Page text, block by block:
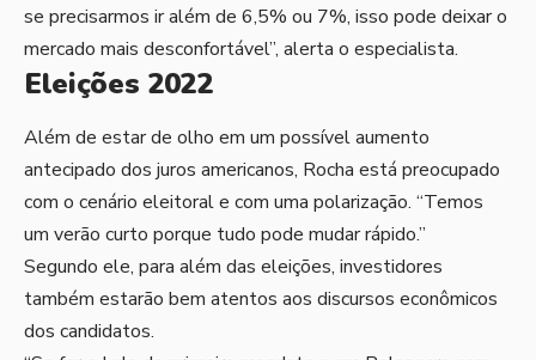
se precisarmos ir além de 6,5% ou 7%, isso pode deixar o
mercado mais desconfortável”, alerta o especialista.
Eleições 2022
Além de estar de olho em um possível aumento
antecipado dos juros americanos, Rocha está preocupado
com o cenário eleitoral e com uma polarização. “Temos
um verão curto porque tudo pode mudar rápido.”
Segundo ele, para além das eleições, investidores
também estarão bem atentos aos discursos econômicos
dos candidatos.